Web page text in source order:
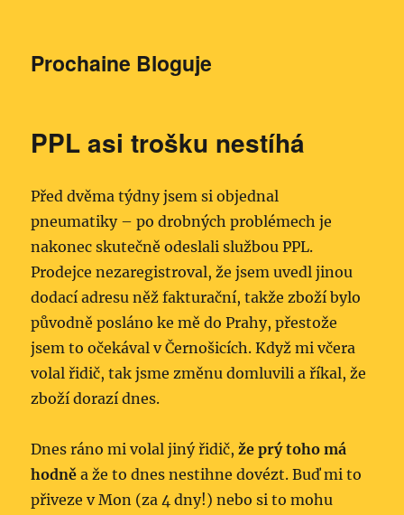
Prochaine Bloguje
PPL asi trošku nestíhá
Před dvěma týdny jsem si objednal
pneumatiky – po drobných problémech je
nakonec skutečně odeslali službou PPL.
Prodejce nezaregistroval, že jsem uvedl jinou
dodací adresu něž fakturační, takže zboží bylo
původně posláno ke mě do Prahy, přestože
jsem to očekával v Černošicích. Když mi včera
volal řidič, tak jsme změnu domluvili a říkal, že
zboží dorazí dnes.
Dnes ráno mi volal jiný řidič,že prý toho má
hodně a že to dnes nestihne dovézt. Buď mi to
přiveze v Mon (za 4 dny!) nebo si to mohu